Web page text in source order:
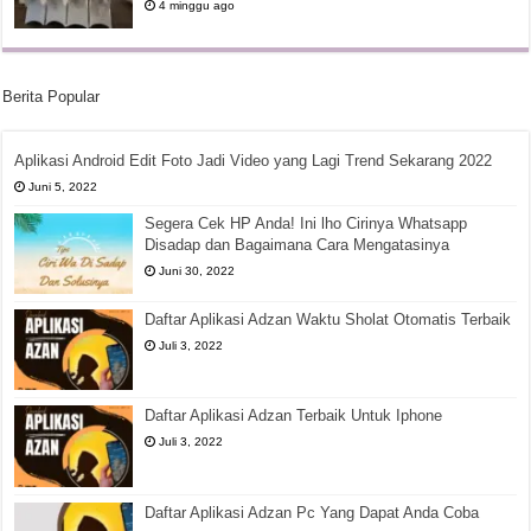
4 minggu ago
Berita Popular
Aplikasi Android Edit Foto Jadi Video yang Lagi Trend Sekarang 2022
Juni 5, 2022
Segera Cek HP Anda! Ini lho Cirinya Whatsapp
Disadap dan Bagaimana Cara Mengatasinya
Juni 30, 2022
Daftar Aplikasi Adzan Waktu Sholat Otomatis Terbaik
Juli 3, 2022
Daftar Aplikasi Adzan Terbaik Untuk Iphone
Juli 3, 2022
Daftar Aplikasi Adzan Pc Yang Dapat Anda Coba